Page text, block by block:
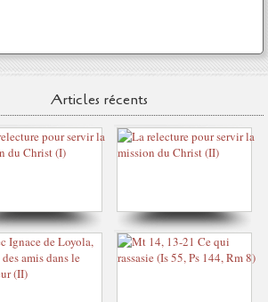
Articles récents